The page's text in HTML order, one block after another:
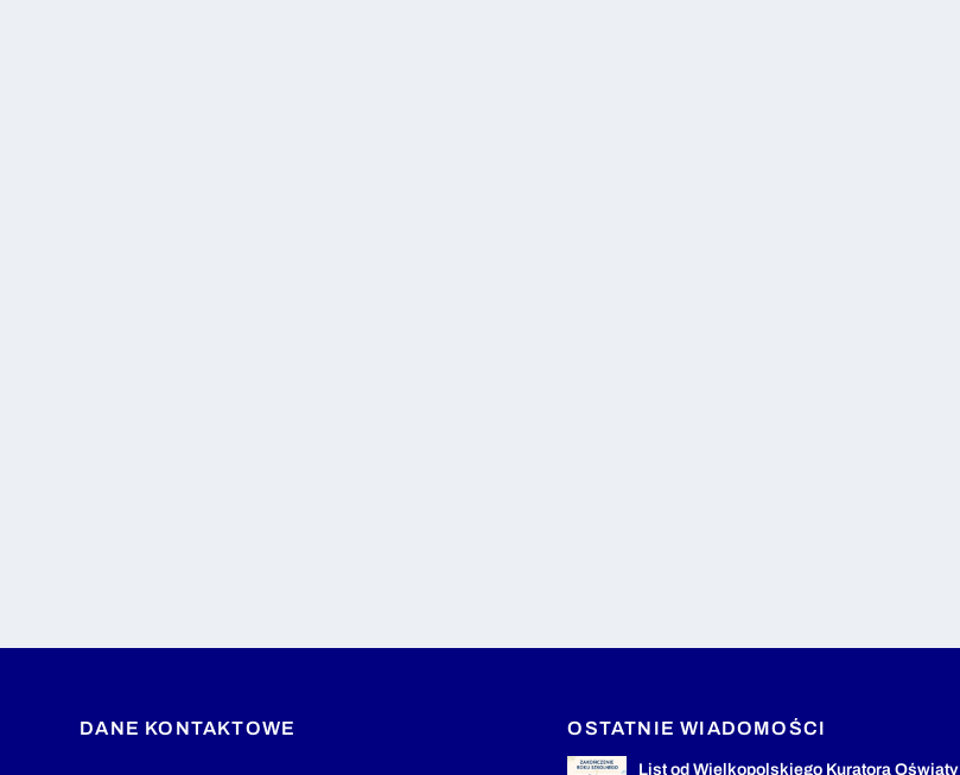
DANE KONTAKTOWE OSTATNIE WIADOMOŚCI
List od Wielkopolskiego Kuratora Oświaty